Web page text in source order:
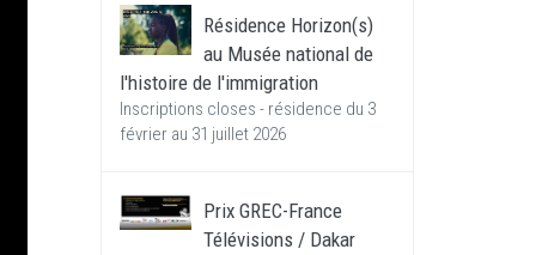
Résidence Horizon(s)
au Musée national de
l'histoire de l'immigration
Inscriptions closes - résidence du 3
février au 31 juillet 2026
Prix GREC-France
Télévisions / Dakar